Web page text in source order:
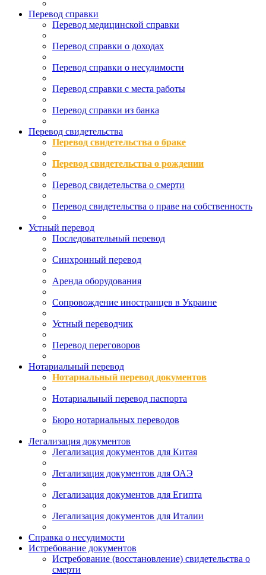
Перевод справки
Перевод медицинской справки
Перевод справки о доходах
Перевод справки о несудимости
Перевод справки с места работы
Перевод справки из банка
Перевод свидетельства
Перевод свидетельства о браке
Перевод свидетельства о рождении
Перевод свидетельства о смерти
Перевод свидетельства о праве на собственность
Устный перевод
Последовательный перевод
Синхронный перевод
Аренда оборудования
Сопровождение иностранцев в Украине
Устный переводчик
Перевод переговоров
Нотариальный перевод
Нотариальный перевод документов
Нотариальный перевод паспорта
Бюро нотариальных переводов
Легализация документов
Легализация документов для Китая
Легализация документов для ОАЭ
Легализация документов для Египта
Легализация документов для Италии
Справка о несудимости
Истребование документов
Истребование (восстановление) свидетельства о
смерти